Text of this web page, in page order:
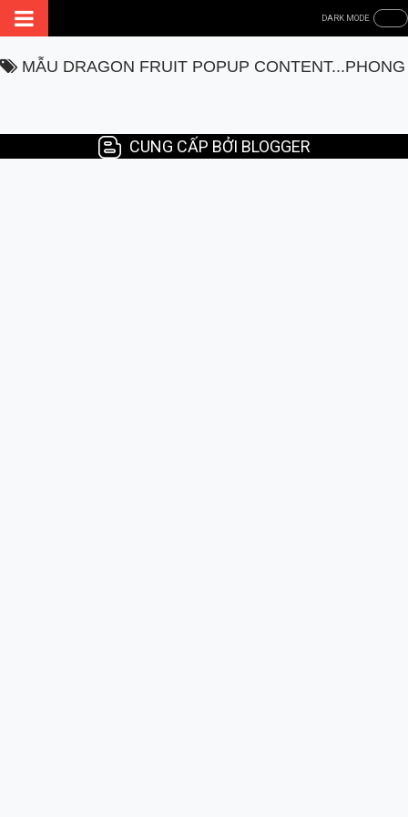
MẪU DRAGON FRUIT POPUP
CUNG CẤP BỞI BLOGGER